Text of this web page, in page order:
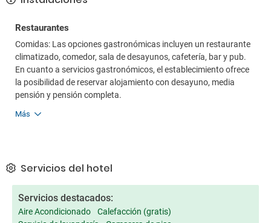
Restaurantes
Comidas: Las opciones gastronómicas incluyen un restaurante
climatizado, comedor, sala de desayunos, cafetería, bar y pub.
En cuanto a servicios gastronómicos, el establecimiento ofrece
la posibilidad de reservar alojamiento con desayuno, media
pensión y pensión completa.
Más
Servicios del hotel
Servicios destacados:
Aire Acondicionado
Calefacción (gratis)